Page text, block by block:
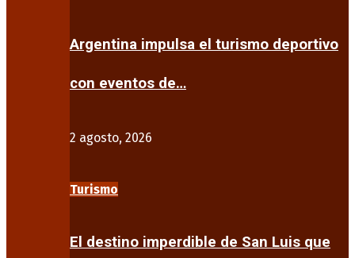
Argentina impulsa el turismo deportivo
con eventos de…
2 agosto, 2026
Turismo
El destino imperdible de San Luis que